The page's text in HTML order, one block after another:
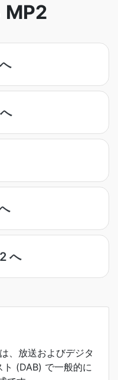
MP2
へ
、放送およびデジタ
(DAB) で一般的に